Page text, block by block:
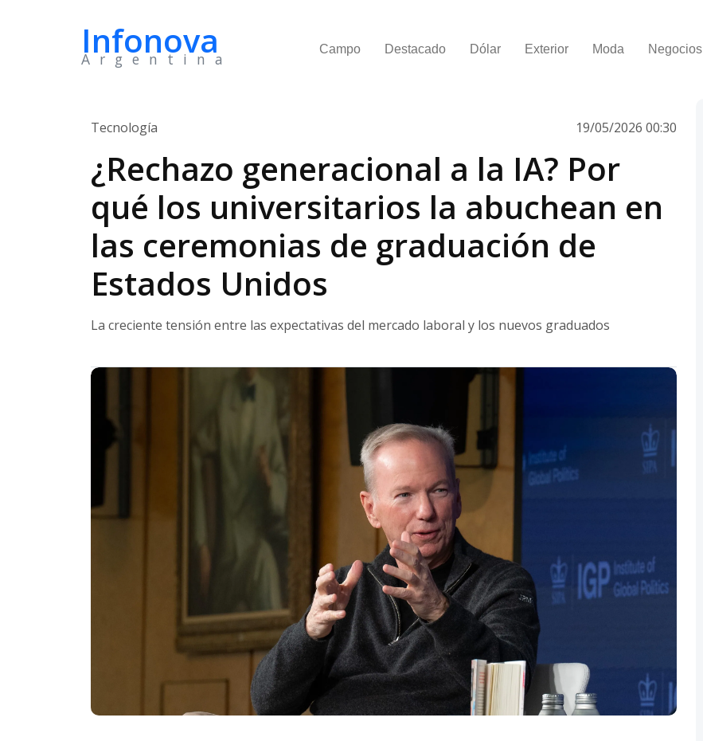
Infonova
Argentina
Campo Destacado Dólar Exterior Moda Negocios
Tecnología 19/05/2026 00:30
¿Rechazo generacional a la IA? Por
qué los universitarios la abuchean en
las ceremonias de graduación de
Estados Unidos
La creciente tensión entre las expectativas del mercado laboral y los nuevos graduados